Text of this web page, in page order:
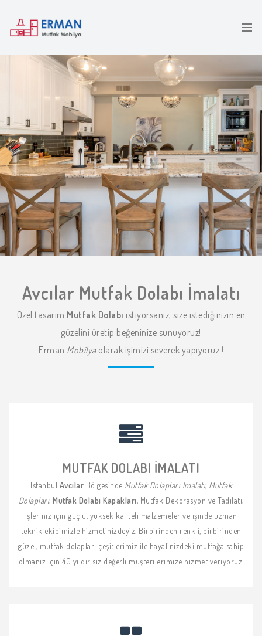
Avcılar Mutfak Dolabı İmalatı
Özel tasarım Mutfak Dolabı istiyorsanız, size istediğinizin en
güzelini üretip beğeninize sunuyoruz!
Erman Mobilyaolarak işimizi severek yapıyoruz.!
MUTFAK DOLABI İMALATI
İstanbul Avcılar Bölgesinde Mutfak Dolapları İmalatı, Mutfak
Dolapları, Mutfak Dolabı Kapakları, Mutfak Dekorasyon ve Tadilatı,
işleriniz için güçlü, yüksek kaliteli malzemeler ve işinde uzman
teknik ekibimizle hizmetinizdeyiz. Birbirinden renkli, birbirinden
güzel, mutfak dolapları çeşitlerimiz ile hayalinizdeki mutfağa sahip
olmanız için 40 yıldır siz değerli müşterilerimize hizmet veriyoruz.